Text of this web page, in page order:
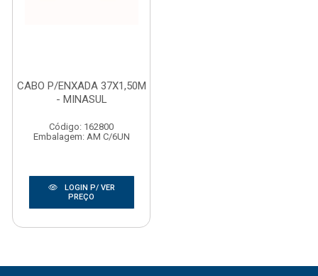
CABO P/ENXADA 37X1,50M
- MINASUL
Código: 162800
Embalagem: AM C/6UN
LOGIN P/ VER
PREÇO